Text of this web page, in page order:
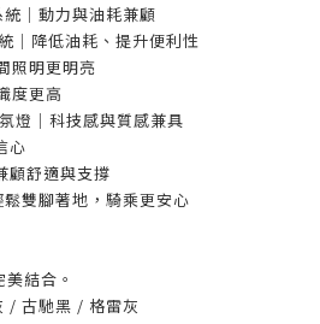
｜動力與油耗兼顧
｜降低油耗、提升便利性
照明更明亮
度更高
燈｜科技感與質感兼具
心
顧舒適與支撐
雙腳著地，騎乘更安心
結合。
/ 古馳黑 / 格雷灰